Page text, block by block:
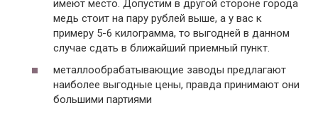
имеют место. Допустим в другой стороне города
медь стоит на пару рублей выше, а у вас к
примеру 5-6 килограмма, то выгодней в данном
случае сдать в ближайший приемный пункт.
металлообрабатывающие заводы предлагают
наиболее выгодные цены, правда принимают они
большими партиями